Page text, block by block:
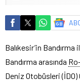
Balıkesir’in
Bandırma arasında
Deniz Otobüsleri (İDO)